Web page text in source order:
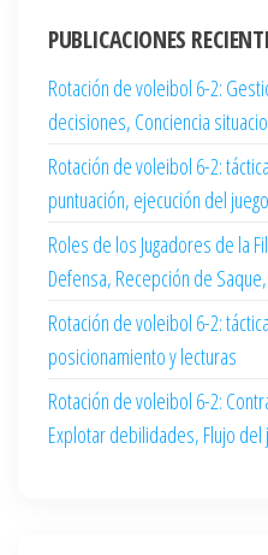
PUBLICACIONES
Rotación de voleibol 6-2:
decisiones, Conciencia
Rotación de voleibol 6-2:
puntuación, ejecución del juego
Roles de los Jugadores de la
Defensa, Recepción de
Rotación de voleibol 6-2:
posicionamiento y lecturas
Rotación de voleibol 6-2:
Explotar debilidades, Flujo del